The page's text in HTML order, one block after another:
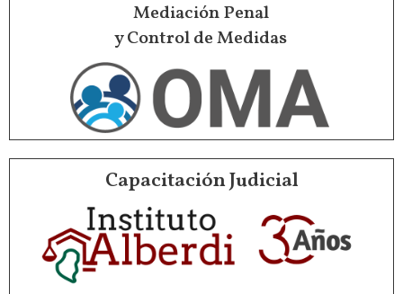
Mediación Penal
y Control de Medidas
Capacitación Judicial